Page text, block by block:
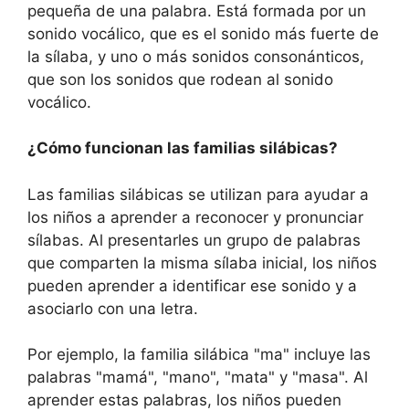
pequeña de una palabra. Está formada por un
sonido vocálico, que es el sonido más fuerte de
la sílaba, y uno o más sonidos consonánticos,
que son los sonidos que rodean al sonido
vocálico.
¿Cómo funcionan las familias silábicas?
Las familias silábicas se utilizan para ayudar a
los niños a aprender a reconocer y pronunciar
sílabas. Al presentarles un grupo de palabras
que comparten la misma sílaba inicial, los niños
pueden aprender a identificar ese sonido y a
asociarlo con una letra.
Por ejemplo, la familia silábica "ma" incluye las
palabras "mamá", "mano", "mata" y "masa". Al
aprender estas palabras, los niños pueden